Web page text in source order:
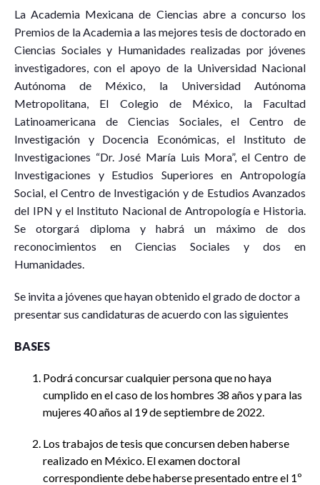
La Academia Mexicana de Ciencias abre a concurso los
Premios de la Academia a las mejores tesis de doctorado en
Ciencias Sociales y Humanidades realizadas por jóvenes
investigadores, con el apoyo de la Universidad Nacional
Autónoma de México, la Universidad Autónoma
Metropolitana, El Colegio de México, la Facultad
Latinoamericana de Ciencias Sociales, el Centro de
Investigación y Docencia Económicas, el Instituto de
Investigaciones “Dr. José María Luis Mora”, el Centro de
Investigaciones y Estudios Superiores en Antropología
Social, el Centro de Investigación y de Estudios Avanzados
del IPN y el Instituto Nacional de Antropología e Historia.
Se otorgará diploma y habrá un máximo de dos
reconocimientos en Ciencias Sociales y dos en
Humanidades.
Se invita a jóvenes que hayan obtenido el grado de doctor a
presentar sus candidaturas de acuerdo con las siguientes
BASES
Podrá concursar cualquier persona que no haya
cumplido en el caso de los hombres 38 años y para las
mujeres 40 años al 19 de septiembre de 2022.
Los trabajos de tesis que concursen deben haberse
realizado en México. El examen doctoral
correspondiente debe haberse presentado entre el 1º